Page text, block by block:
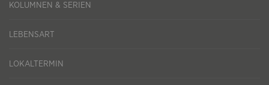
KOLUMNEN & SERIEN
LEBENSART
LOKALTERMIN